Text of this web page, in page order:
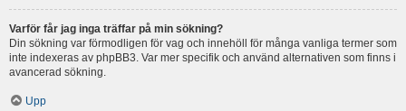
Varför får jag inga träffar på min sökning?
Din sökning var förmodligen för vag och innehöll för många vanliga termer som
inte indexeras av phpBB3. Var mer specifik och använd alternativen som finns i
avancerad sökning.
Upp